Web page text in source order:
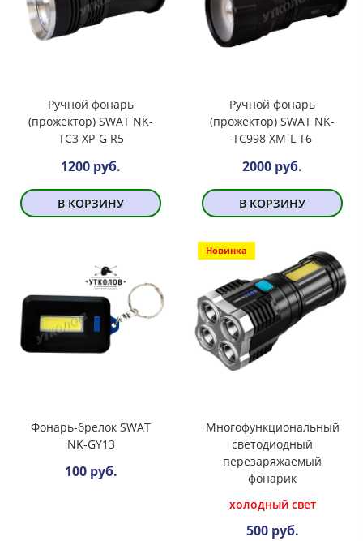
Ручной фонарь
(прожектор) SWAT NK-
TC3 XP-G R5
1200 руб.
В КОРЗИНУ
Ручной фонарь
(прожектор) SWAT NK-
TC998 XM-L T6
2000 руб.
В КОРЗИНУ
Фонарь-брелок SWAT
NK-GY13
100 руб.
Новинка
Многофункциональный
светодиодный
перезаряжаемый
фонарик
холодный свет
500 руб.